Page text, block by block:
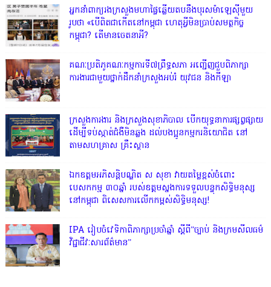
អ្នកនាំពាក្យរងក្រសួងមហាផ្ទៃឆ្លើយតបនឹងបុរសម៉ាឡេស៊ីមួយ
រូបថា «បើពិតជាកើតនៅកម្ពុជា ហេតុអ្វីមិនប្រាប់សមត្ថកិច្ច
កម្ពុជា? តើមានចេតនាអី?
គណៈប្រតិភូគណៈកម្មការទី៧ព្រឹទ្ធសភា អញ្ជើញជួបពិភាក្សា
ការងារជាមួយថ្នាក់ដឹកនាំក្រសួងអប់រំ យុវជន និងកីឡា
ក្រសួងការងារ និងក្រសួងសុខាភិបាល បើកយុទ្ធនាការផ្សព្វផ្សាយ
ដើម្បីទប់ស្កាត់ជំងឺមិនឆ្លង ដល់បងប្អូនកម្មករនិយោជិត នៅ
តាមសហគ្រាស គ្រឹះស្ថាន
ឯកឧត្ដមអភិសន្តិបណ្ឌិត ស សុខា វាយតម្លៃខ្ពស់ចំពោះ
បេសកកម្ម ៣០ឆ្នាំ របស់ឧត្តមស្នងការទទួលបន្ទុកសិទ្ធិមនុស្ស
នៅកម្ពុជា ពិសេសការលើកកម្ពស់សិទ្ធិមនុស្ស!
IPA រៀបចំវេទិកាពិភាក្សាប្រចាំឆ្នាំ ស្តីពី”ច្បាប់ និងក្រមសីលធម៌
វិជ្ជាជីវៈសារព័ត៌មាន”